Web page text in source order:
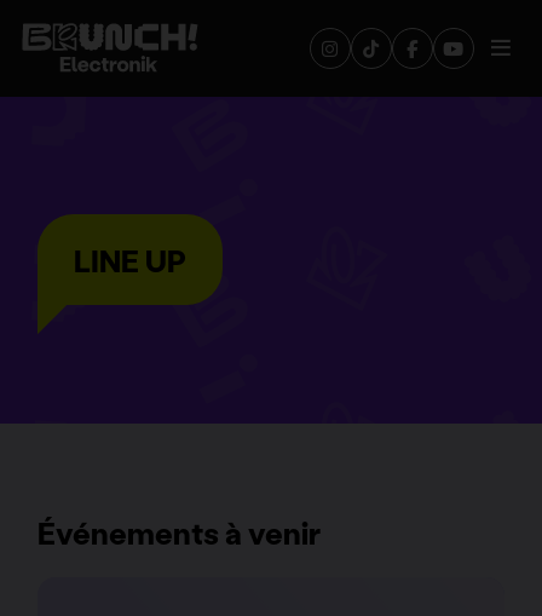
LINE UP
Événements à venir